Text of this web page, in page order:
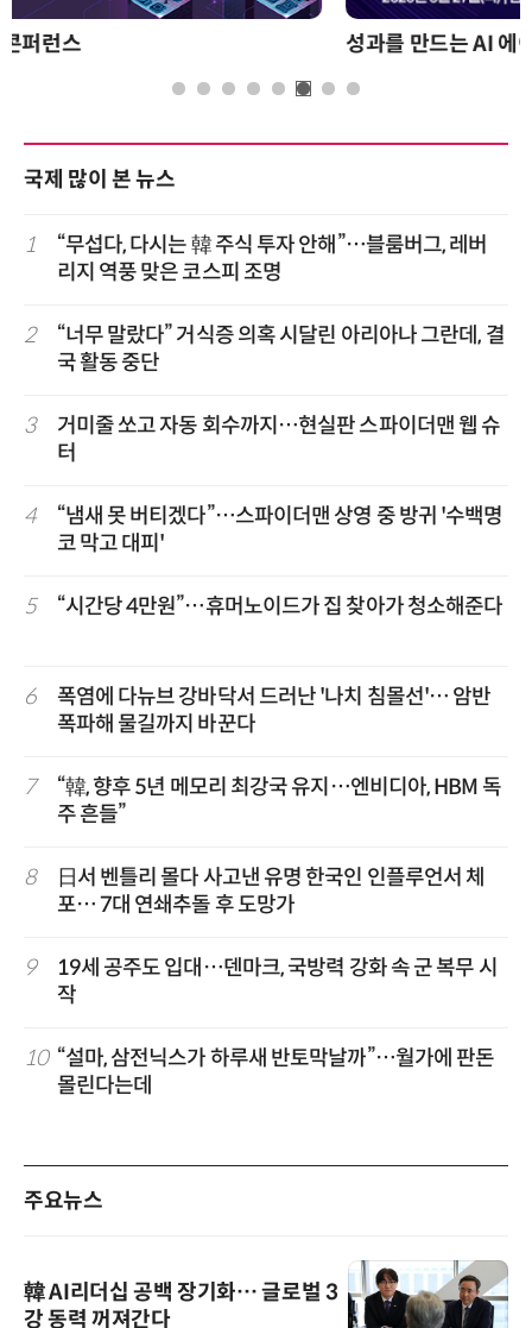
성과를 만드는 AI 에이전트 운영 전략 및 사례
국제 많이 본 뉴스
1
“무섭다, 다시는 韓 주식 투자 안해”…블룸버그, 레버
리지 역풍 맞은 코스피 조명
2
“너무 말랐다” 거식증 의혹 시달린 아리아나 그란데, 결
국 활동 중단
3
거미줄 쏘고 자동 회수까지…현실판 스파이더맨 웹 슈
터
4
“냄새 못 버티겠다”…스파이더맨 상영 중 방귀 '수백명
코 막고 대피'
5 “시간당 4만원”…휴머노이드가 집 찾아가 청소해준다
6
폭염에 다뉴브 강바닥서 드러난 '나치 침몰선'… 암반
폭파해 물길까지 바꾼다
7
“韓, 향후 5년 메모리 최강국 유지…엔비디아, HBM 독
주 흔들”
8
日서 벤틀리 몰다 사고낸 유명 한국인 인플루언서 체
포… 7대 연쇄추돌 후 도망가
9
19세 공주도 입대…덴마크, 국방력 강화 속 군 복무 시
작
10 “설마, 삼전닉스가 하루새 반토막날까”…월가에 판돈
몰린다는데
주요뉴스
韓 AI리더십 공백 장기화… 글로벌 3
강 동력 꺼져간다